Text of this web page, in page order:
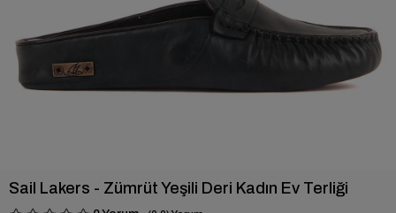
Sail Lakers - Zümrüt Yeşili Deri Kadın Ev Terliği